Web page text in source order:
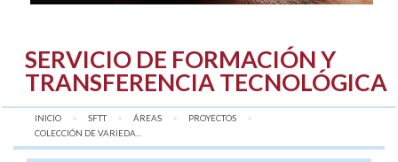
SERVICIO DE FORMACIÓN Y
TRANSFERENCIA TECNOLÓGICA
INICIO SFTT ÁREAS
PROYECTOS
AQUÍ:
COLECCIÓN DE VARIEDA...